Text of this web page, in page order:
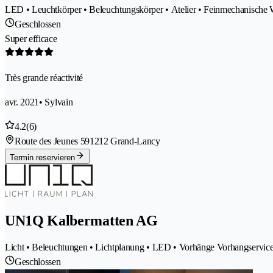
LED • Leuchtkörper • Beleuchtungskörper • Atelier • Feinmechanische
Geschlossen
Super efficace
Très grande réactivité
avr. 2021 • Sylvain
4.2(6)
Route des Jeunes 591212 Grand-Lancy
Termin reservieren
UN1Q Kalbermatten AG
Licht • Beleuchtungen • Lichtplanung • LED • Vorhänge
Geschlossen